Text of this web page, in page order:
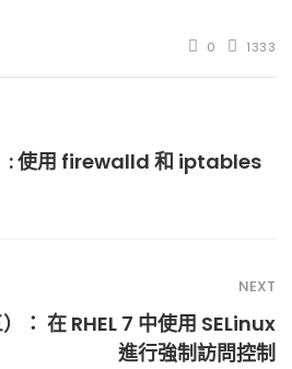
0 1333
: 使用 firewalld 和 iptables
NEXT
： 在 RHEL 7 中使用 SELinux
進行強制訪問控制